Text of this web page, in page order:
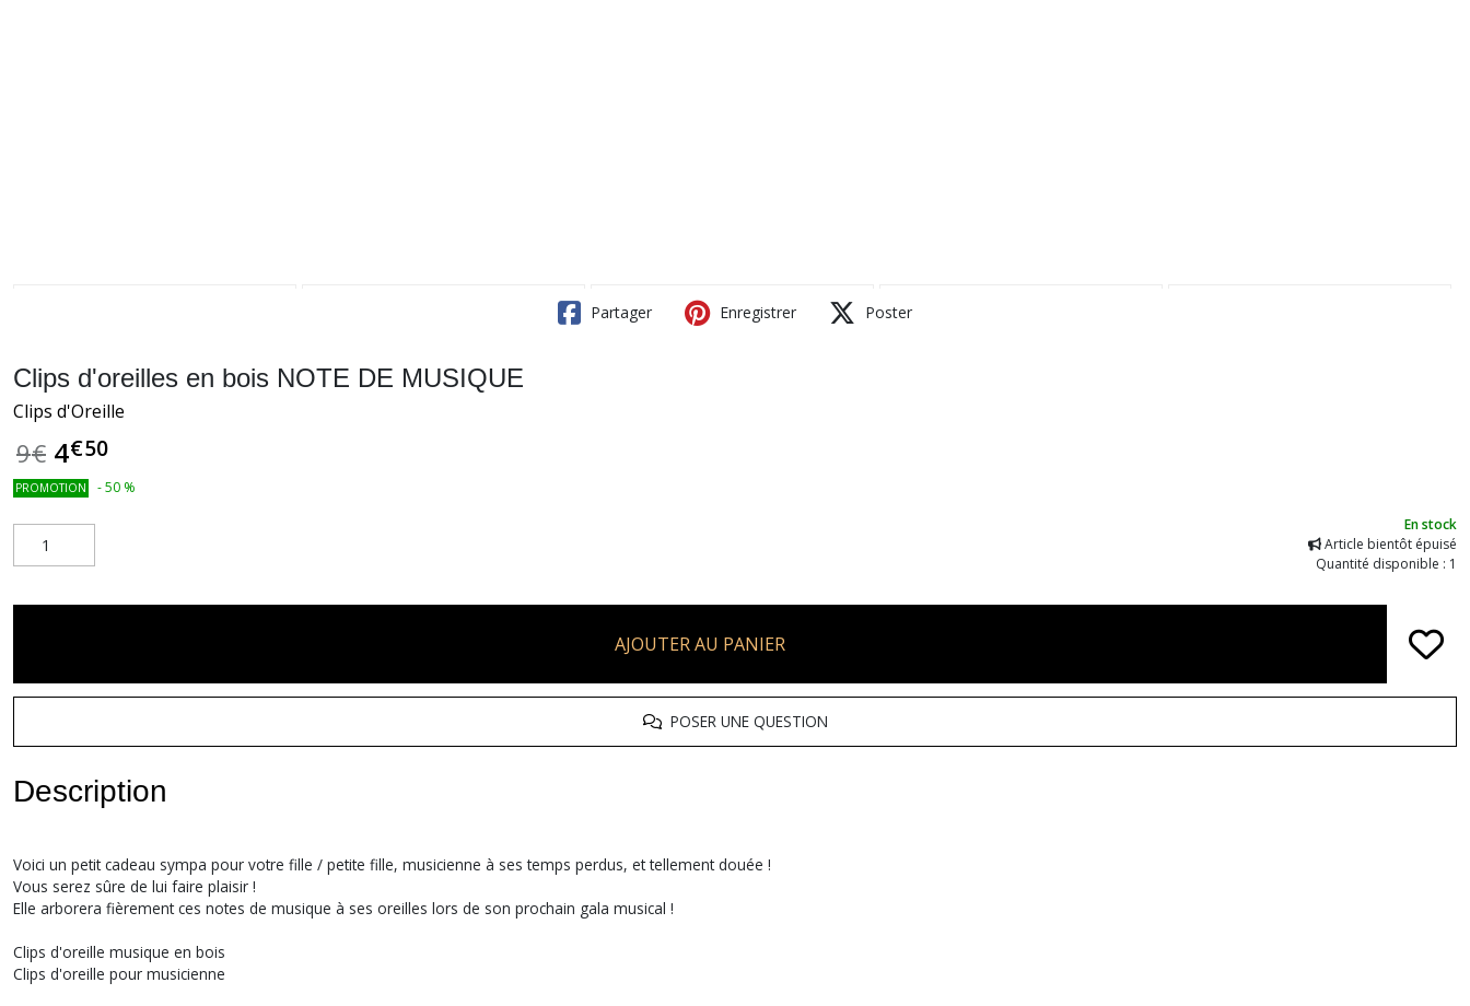
Partager Enregistrer Poster
Clips d'oreilles en bois NOTE DE MUSIQUE
Clips d'Oreille
9€ 4€50
PROMOTION -50 %
En stock
Article bientôt épuisé
Quantité disponible : 1
AJOUTER AU PANIER
POSER UNE QUESTION
Description
Voici un petit cadeau sympa pour votre fille / petite fille, musicienne à ses temps perdus, et tellement douée !
Vous serez sûre de lui faire plaisir !
Elle arborera fièrement ces notes de musique à ses oreilles lors de son prochain gala musical !
Clips d'oreille musique en bois
Clips d'oreille pour musicienne